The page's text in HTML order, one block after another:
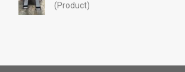
(Product)